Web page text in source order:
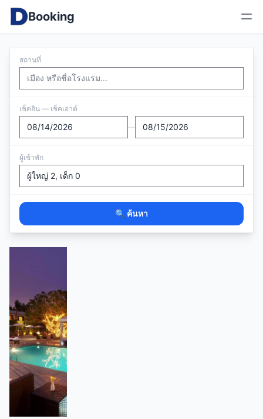
Booking
สถานที่
เช็คอิน — เช็คเอาต์
—
ผู้เข้าพัก
🔍 ค้นหา